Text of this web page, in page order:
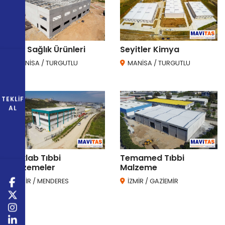
Mac Sağlık Ürünleri
MANİSA / TURGUTLU
Seyitler Kimya
MANİSA / TURGUTLU
Türklab Tıbbi
Malzemeler
İZMİR / MENDERES
Temamed Tıbbi
Malzeme
İZMİR / GAZİEMİR
TEKLIF
AL